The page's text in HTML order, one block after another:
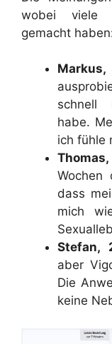
wobei viele
gemacht
Markus,
schnell
habe.
ich fühle
Wochen
dass
mich
Stefan,
aber
Die
keine